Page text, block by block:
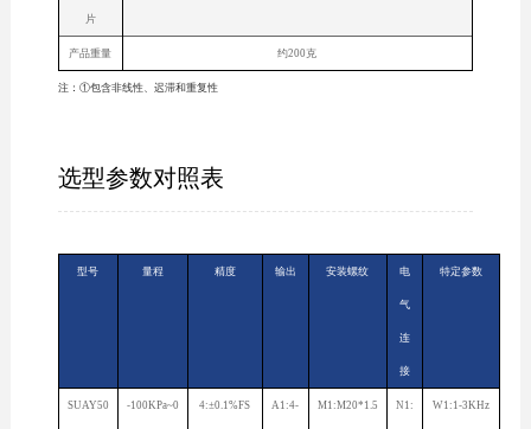
片
产品重量 约200克
注：①包含非线性、迟滞和重复性
选型参数对照表
型号 量程 精度 输出 安装螺纹 电
气
连
接
特定参数
SUAY50 -100KPa~0 4:±0.1%FS A1:4- M1:M20*1.5 N1: W1:1-3KHz